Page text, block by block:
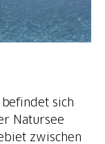
sich
Natursee
zwischen